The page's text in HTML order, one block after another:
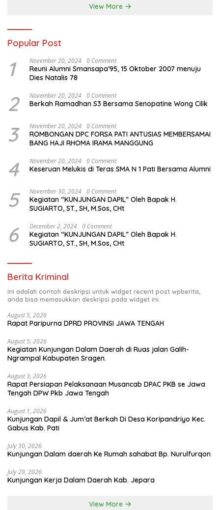
View More
Popular Post
1 November 20, 2024 0 Comment
Reuni Alumni Smansapa’95, 15 Oktober 2007 menuju
Dies Natalis 78
2 November 20, 2024 0 Comment
Berkah Ramadhan S3 Bersama Senopatine Wong Cilik
3 November 20, 2024 0 Comment
ROMBONGAN DPC FORSA PATI ANTUSIAS MEMBERSAMAI
BANG HAJI RHOMA IRAMA MANGGUNG
4 November 20, 2024 0 Comment
Keseruan Melukis di Teras SMA N 1 Pati Bersama Alumni
5 November 30, 2024 0 Comment
Kegiatan “KUNJUNGAN DAPIL” Oleh Bapak H.
SUGIARTO, ST., SH, M.Sos, CHt
6 December 2, 2024 0 Comment
Kegiatan “KUNJUNGAN DAPIL” Oleh Bapak H.
SUGIARTO, ST., SH, M.Sos, CHt
Berita Kriminal
Ini adalah contoh deskripsi untuk widget recent post wpberita,
anda bisa memasukkan deskripsi pada widget ini.
August 5, 2026
Rapat Paripurna DPRD PROVINSI JAWA TENGAH
August 5, 2026
Kegiatan Kunjungan Dalam Daerah di Ruas jalan Galih-
Ngrampal Kabupaten Sragen.
August 3, 2026
Rapat Persiapan Pelaksanaan Musancab DPAC PKB se Jawa
Tengah DPW Pkb Jawa Tengah
August 1, 2026
Kunjungan Dapil & Jum’at Berkah Di Desa Koripandriyo Kec.
Gabus Kab. Pati
July 30, 2026
Kunjungan Dalam daerah Ke Rumah sahabat Bp. Nurulfurqon
July 29, 2026
Kunjungan Kerja Dalam Daerah Kab. Jepara
View More